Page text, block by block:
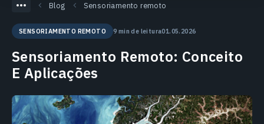
Blog Sensoriamento remoto
SENSORIAMENTO REMOTO 9 min de leitura01.05.2026
Sensoriamento Remoto: Conceito
E Aplicações